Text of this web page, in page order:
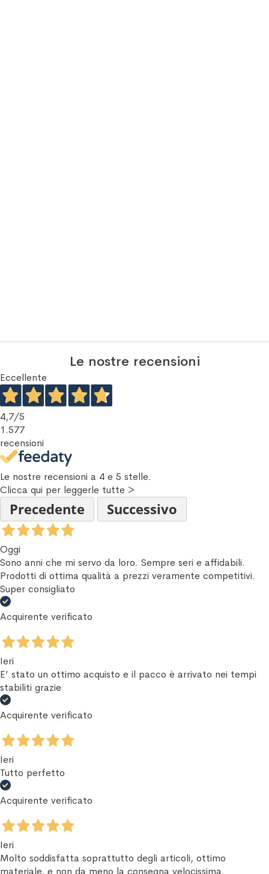
Le nostre recensioni
Eccellente
4,7/5
1.577
recensioni
Le nostre recensioni a 4 e 5 stelle.
Clicca qui per leggerle tutte >
Precedente Successivo
Oggi
Sono anni che mi servo da loro. Sempre seri e affidabili.
Prodotti di ottima qualità a prezzi veramente competitivi.
Super consigliato
Acquirente verificato
Ieri
E’ stato un ottimo acquisto e il pacco è arrivato nei tempi
stabiliti grazie
Acquirente verificato
Ieri
Tutto perfetto
Acquirente verificato
Ieri
Molto soddisfatta soprattutto degli articoli, ottimo
materiale, e non da meno la consegna velocissima.